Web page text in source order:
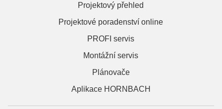
Projektový přehled
Projektové poradenství online
PROFI servis
Montážní servis
Plánovače
Aplikace HORNBACH